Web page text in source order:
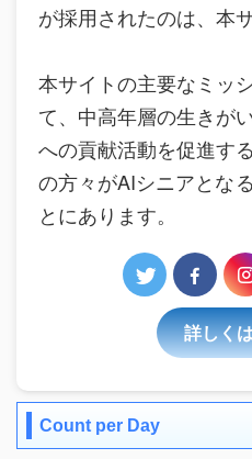
が採用されたのは、本
本サイトの主要なミッ
て、中高年層の生きが
への貢献活動を促進す
の方々がAIシニアとな
とにあります。
詳しく
Count per Day